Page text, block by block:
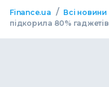
Finance.ua / Всі новини
підкорила 80%